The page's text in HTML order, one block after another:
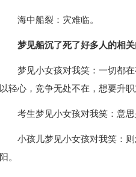
海中船裂：灾难临。
梦见船沉了死了好多人的相
梦见小女孩对我笑：一切都
以轻心，竞争无处不在，想要升
考生梦见小女孩对我笑：意思
小孩儿梦见小女孩对我笑：
阳。